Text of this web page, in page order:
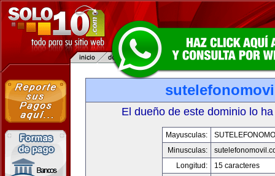
El dueño de este dominio lo
Mayusculas:
Minusculas:
Longitud:
15 caracteres